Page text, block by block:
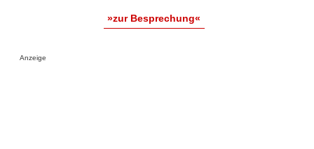
»zur Besprechung«
Anzeige